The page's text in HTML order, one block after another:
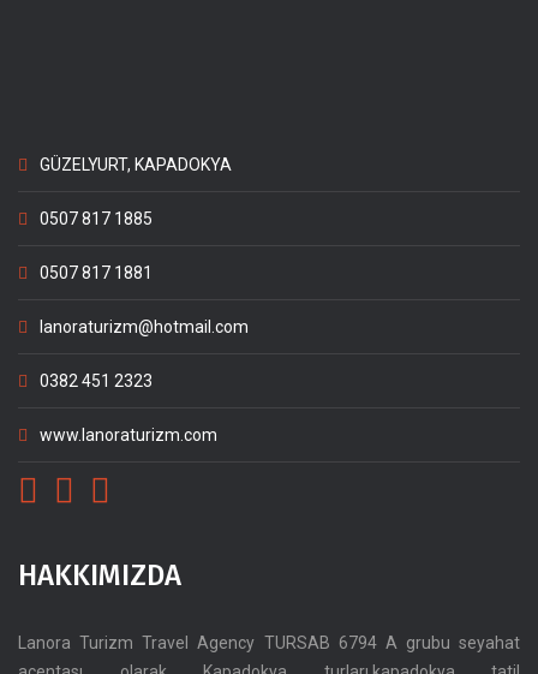
GÜZELYURT, KAPADOKYA
0507 817 1885
0507 817 1881
lanoraturizm@hotmail.com
0382 451 2323
www.lanoraturizm.com
HAKKIMIZDA
Lanora Turizm Travel Agency TURSAB 6794 A grubu seyahat